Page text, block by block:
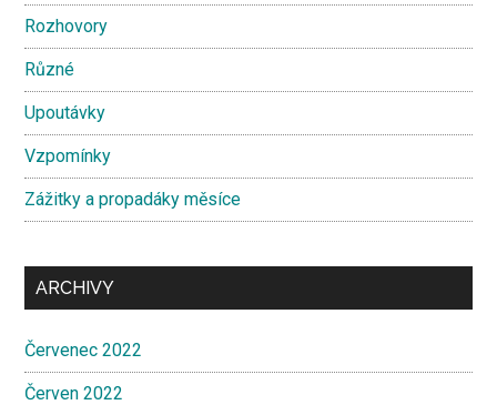
Rozhovory
Různé
Upoutávky
Vzpomínky
Zážitky a propadáky měsíce
ARCHIVY
Červenec 2022
Červen 2022